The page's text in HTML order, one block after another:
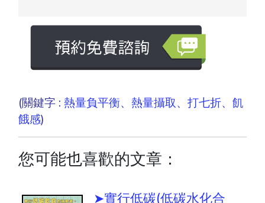
(關鍵字 :熱量負平衡、熱量攝取、打七折、飢
餓感)
您可能也喜歡的文章：
➤實行低碳(低碳水化合